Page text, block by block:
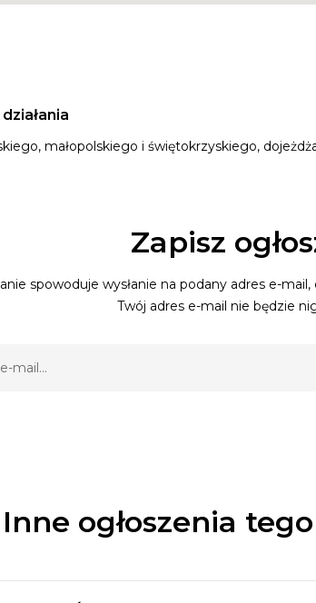
małopolskiego i świętokrzyskiego,
Zapisz
spowoduje wysłanie na podany adres e-
Twój adres e-mail nie będzie
Inne ogłoszenia